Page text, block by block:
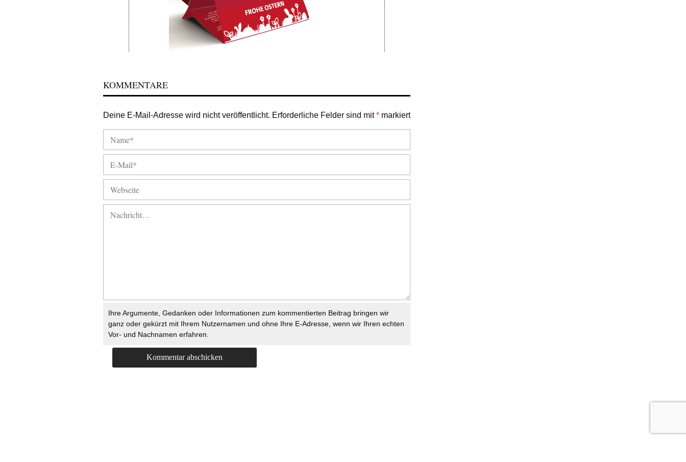
KOMMENTARE
Deine E-Mail-Adresse wird nicht veröffentlicht. Erforderliche Felder sind mit* markiert
Ihre Argumente, Gedanken oder Informationen zum kommentierten Beitrag bringen wir
ganz oder gekürzt mit Ihrem Nutzernamen und ohne Ihre E-Adresse, wenn wir Ihren echten
Vor- und Nachnamen erfahren.